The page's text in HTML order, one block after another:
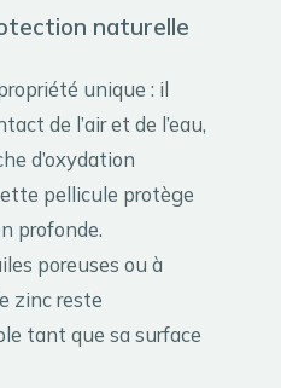
naturelle
unique : il
de l’air et de l’eau,
d’oxydation
pellicule protège
profonde.
poreuses ou à
zinc reste
tant que sa surface